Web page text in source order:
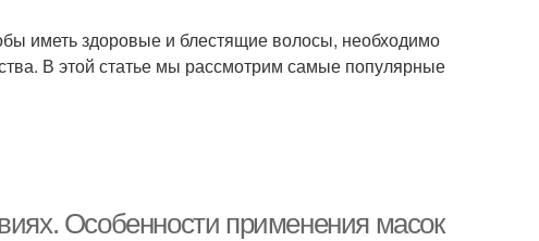
Сода от жирных волос Глиняная маска
иметь здоровые и блестящие волосы, необходимо
В этой статье мы рассмотрим самые популярные
Особенности применения масок